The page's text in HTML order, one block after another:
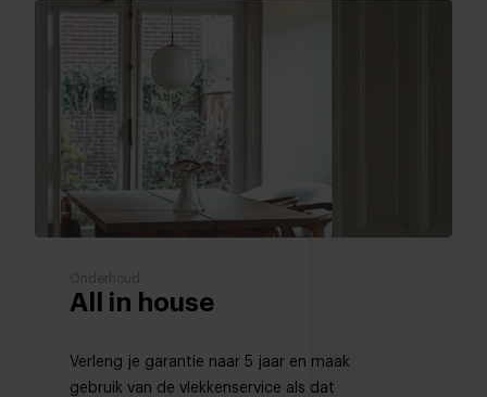
Onderhoud
All in house
Verleng je garantie naar 5 jaar en maak
gebruik van de vlekkenservice als dat